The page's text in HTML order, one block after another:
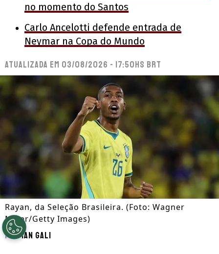
no momento do Santos
Carlo Ancelotti defende entrada de
Neymar na Copa do Mundo
Atualizada em 03/08/2026 - 17:50hs BRT
Rayan, da Seleção Brasileira. (Foto: Wagner
Meier/Getty Images)
PorIan Gali